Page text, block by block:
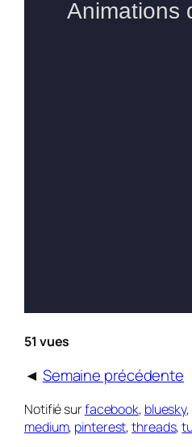
51 vues
◄ Semaine précédente
Notifié surfacebook, bluesky,
medium, pinterest,threads,